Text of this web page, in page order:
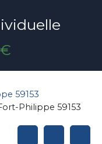
€
59153
Philippe 59153